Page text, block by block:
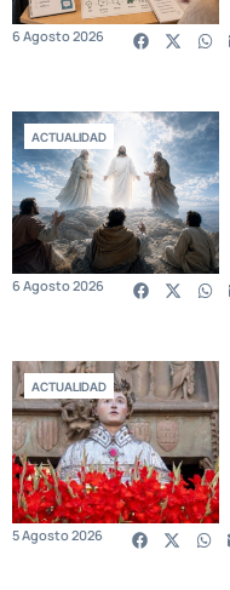
6 Agosto 2026
ACTUALIDAD
6 Agosto 2026
ACTUALIDAD
5 Agosto 2026